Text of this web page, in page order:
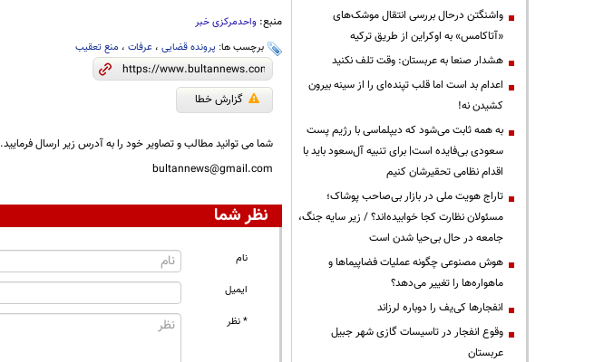
منبع: واحدمرکزی خبر
برچسب ها: پرونده قضایی، عرفات، منع تعقیب
گزارش خطا
شما می توانید مطالب و تصاویر خود را به آدرس زیر ارسال فرمایید.
bultannews@gmail.com
نظر شما
نام
ایمیل
* نظر
واشنگتن درحال بررسی انتقال موشک‌های
«آتاکامس» به اوکراین از طریق ترکیه
هشدار صنعا به عربستان: وقت تلف نکنید
اعدام بد است اما قلب تپنده‌ای را از سینه بیرون
کشیدن نه!
به همه ثابت می‌شود که دیپلماسی با رژیم پست
سعودی بی‌فایده است| برای تنبیه آل‌سعود باید با
اقدام نظامی تحقیرشان کنیم
تاراج هویت ملی در بازار بی‌صاحب پوشاک؛
مسئولان نظارت کجا خوابیده‌اند؟ / زیر سایه جنگ،
جامعه در حال بی‌حیا شدن است
هوش مصنوعی چگونه عملیات فضاپیماها و
ماهواره‌ها را تغییر می‌دهد؟
انفجارها کی‌یف را دوباره لرزاند
وقوع انفجار در تاسیسات گازی شهر جبیل
عربستان